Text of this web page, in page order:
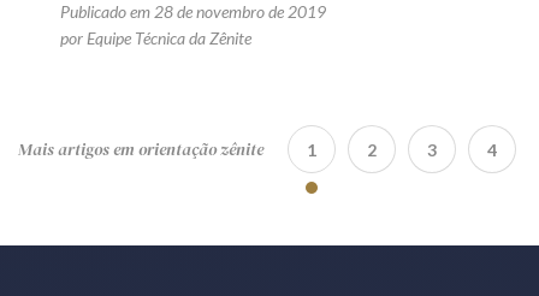
Publicado em 28 de novembro de 2019
por Equipe Técnica da Zênite
Mais artigos em orientação zênite 1 2 3 4